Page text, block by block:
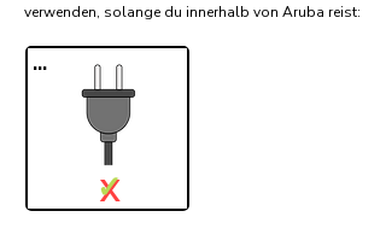
verwenden, solange du innerhalb von Aruba reist:​
...
X
✓